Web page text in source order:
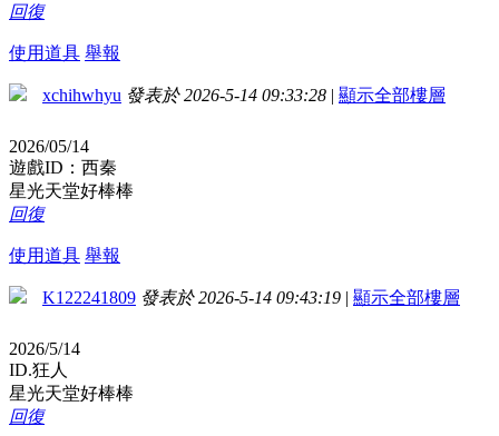
回復
使用道具 舉報
xchihwhyu 發表於 2026-5-14 09:33:28 | 顯示全部樓層
2026/05/14
遊戲ID：西秦
星光天堂好棒棒
回復
使用道具 舉報
K122241809 發表於 2026-5-14 09:43:19 | 顯示全部樓層
2026/5/14
ID.狂人
星光天堂好棒棒
回復